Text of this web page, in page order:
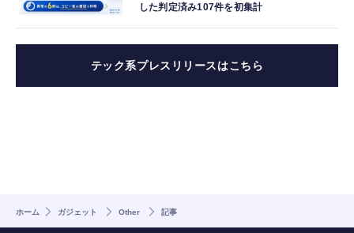
した判定済み107件を初集計
テック系プレスリリースはこちら
ホーム ガジェット Other 記事